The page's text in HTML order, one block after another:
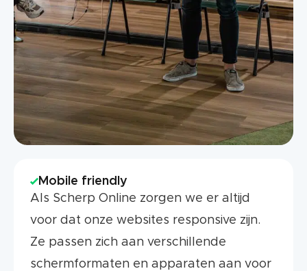
Mobile friendly
Als Scherp Online zorgen we er altijd
voor dat onze websites responsive zijn.
Ze passen zich aan verschillende
schermformaten en apparaten aan voor